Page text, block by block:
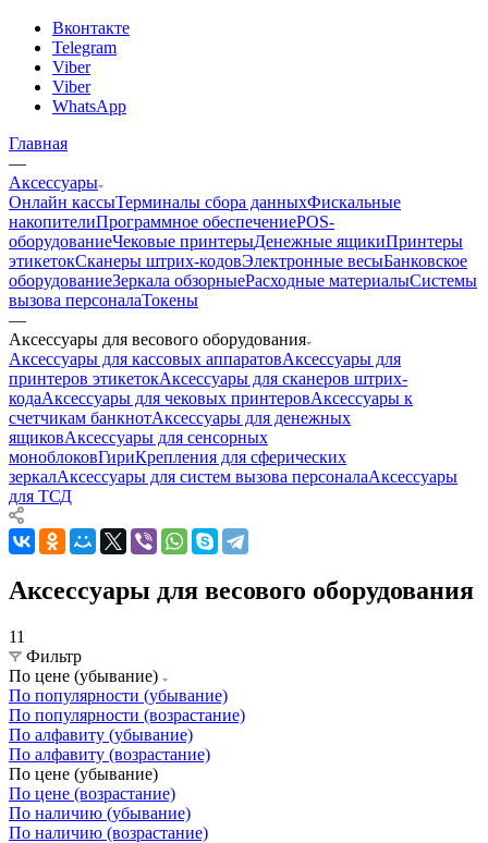
Вконтакте
Telegram
Viber
Viber
WhatsApp
Главная
—
Аксессуары
Онлайн кассыТерминалы сбора данныхФискальные
накопителиПрограммное обеспечениеPOS-
оборудованиеЧековые принтерыДенежные ящикиПринтеры
этикетокСканеры штрих-кодовЭлектронные весыБанковское
оборудованиеЗеркала обзорныеРасходные материалыСистемы
вызова персоналаТокены
—
Аксессуары для весового оборудования
Аксессуары для кассовых аппаратовАксессуары для
принтеров этикетокАксессуары для сканеров штрих-
кодаАксессуары для чековых принтеровАксессуары к
счетчикам банкнотАксессуары для денежных
ящиковАксессуары для сенсорных
моноблоковГириКрепления для сферических
зеркалАксессуары для систем вызова персоналаАксессуары
для ТСД
Аксессуары для весового оборудования
11
Фильтр
По цене (убывание)
По популярности (убывание)
По популярности (возрастание)
По алфавиту (убывание)
По алфавиту (возрастание)
По цене (убывание)
По цене (возрастание)
По наличию (убывание)
По наличию (возрастание)